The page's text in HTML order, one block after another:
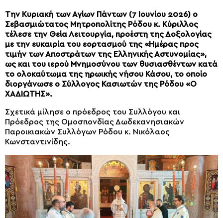
Την Κυριακή των Αγίων Πάντων (7 Ιουνίου 2026) ο
Σεβασμιώτατος Μητροπολίτης Ρόδου κ. Κύριλλος
τέλεσε την Θεία Λειτουργία, προέστη της Δοξολογίας
με την ευκαιρία του εορτασμού της «Ημέρας προς
τιμήν των Αποστράτων της Ελληνικής Αστυνομίας»,
ως και του ιερού Μνημοσύνου των θυσιασθέντων κατά
το ολοκαύτωμα της ηρωικής νήσου Κάσου, το οποίο
διοργάνωσε ο Σύλλογος Κασιωτών της Ρόδου «Ο
ΧΑΔΙΩΤΗΣ».
Σχετικά μίλησε ο πρόεδρος του Συλλόγου και
Πρόεδρος της Ομοσπονδίας Δωδεκανησιακών
Παροικιακών Συλλόγων Ρόδου κ. Νικόλαος
Κωνσταντινίδης.